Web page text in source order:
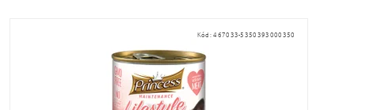
Kód:467033-5350393000350